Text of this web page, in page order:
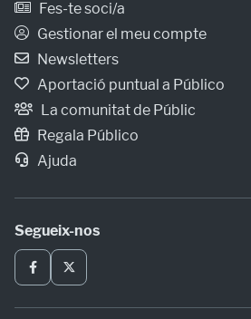
Fes-te soci/a
Gestionar el meu compte
Newsletters
Aportació puntual a Público
La comunitat de Públic
Regala Público
Ajuda
Segueix-nos